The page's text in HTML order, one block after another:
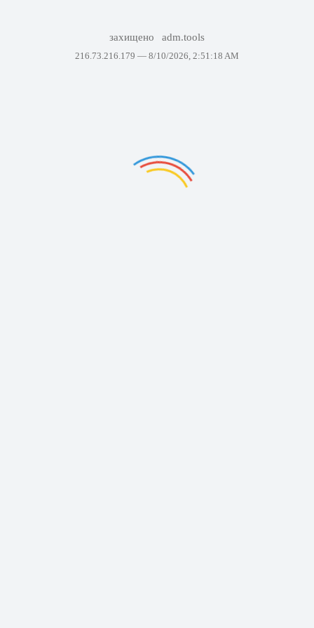
захищено adm.tools
216.73.216.179 — 8/10/2026, 2:51:18 AM